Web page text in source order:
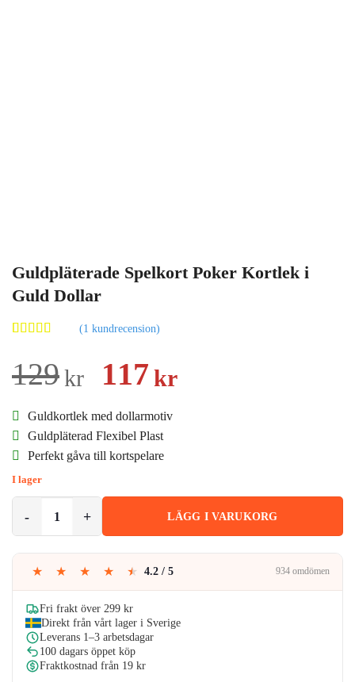
Guldpläterade Spelkort Poker Kortlek i
Guld Dollar
baserat på
kundrecension
(1 kundrecension)
129kr
Det
ursprungliga
priset
var:
129kr.
117 krDet
117kr.
Guldkortlek med dollarmotiv
Guldpläterad Flexibel Plast
Perfekt gåva till kortspelare
I lager
LÄGG I VARUKORG
★ ★ ★ ★ ★ 4.2 / 5 934 omdömen
Fri frakt över 299 kr
Direkt från vårt lager i Sverige
Leverans 1–3 arbetsdagar
100 dagars öppet köp
Fraktkostnad från 19 kr